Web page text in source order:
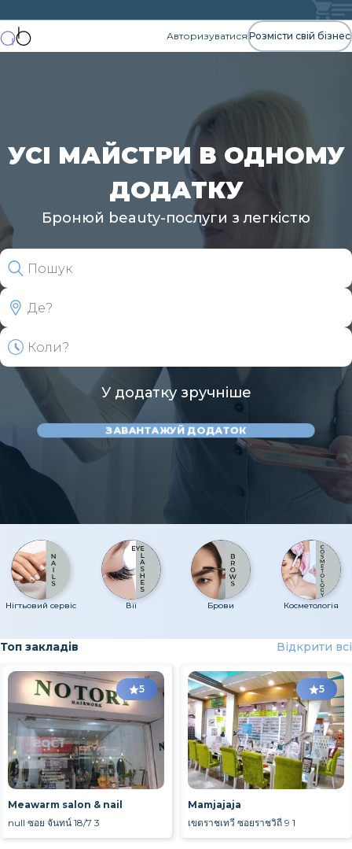
Авторизуватися Розмісти свій бізнес
УСІ МАЙСТРИ В ОДНОМУ
ДОДАТКУ
Бронюй beauty-послуги з легкістю
У додатку зручніше
ЗАВАНТАЖУЙ ДОДАТОК
Нігтьовий сервіс Вії Брови Косметологія
Топ закладів Відкрити всі
5
Meawarm salon & nail
null ซอย จันทน์ 18/7 3
5
Mamjajaja
เขตราชเทวี ซอยราชวิถี 9 1